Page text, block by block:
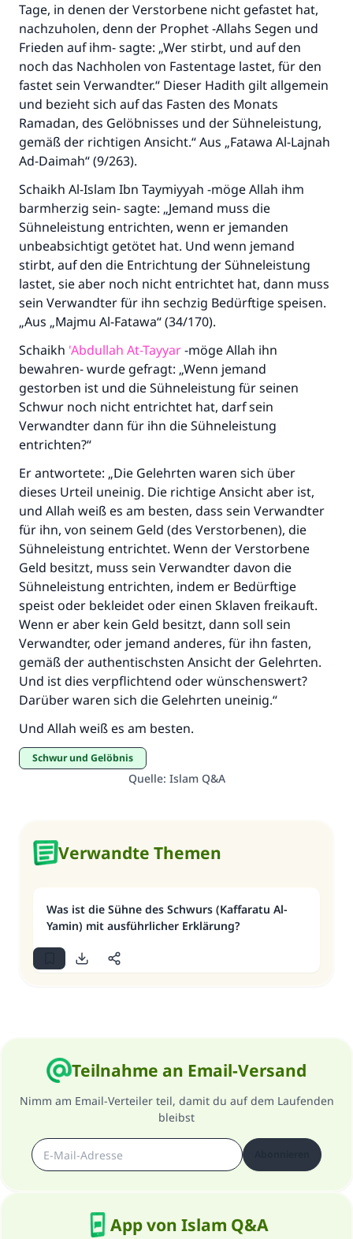
Tage, in denen der Verstorbene nicht gefastet hat,
nachzuholen, denn der Prophet -Allahs Segen und
Frieden auf ihm- sagte: „Wer stirbt, und auf den
noch das Nachholen von Fastentage lastet, für den
fastet sein Verwandter.“ Dieser Hadith gilt allgemein
und bezieht sich auf das Fasten des Monats
Ramadan, des Gelöbnisses und der Sühneleistung,
gemäß der richtigen Ansicht.“ Aus „Fatawa Al-Lajnah
Ad-Daimah“ (9/263).
Schaikh Al-Islam Ibn Taymiyyah -möge Allah ihm
barmherzig sein- sagte: „Jemand muss die
Sühneleistung entrichten, wenn er jemanden
unbeabsichtigt getötet hat. Und wenn jemand
stirbt, auf den die Entrichtung der Sühneleistung
lastet, sie aber noch nicht entrichtet hat, dann muss
sein Verwandter für ihn sechzig Bedürftige speisen.
„Aus „Majmu Al-Fatawa“ (34/170).
Schaikh 'Abdullah At-Tayyar-möge Allah ihn
bewahren- wurde gefragt: „Wenn jemand
gestorben ist und die Sühneleistung für seinen
Schwur noch nicht entrichtet hat, darf sein
Verwandter dann für ihn die Sühneleistung
entrichten?“
Er antwortete: „Die Gelehrten waren sich über
dieses Urteil uneinig. Die richtige Ansicht aber ist,
und Allah weiß es am besten, dass sein Verwandter
für ihn, von seinem Geld (des Verstorbenen), die
Sühneleistung entrichtet. Wenn der Verstorbene
Geld besitzt, muss sein Verwandter davon die
Sühneleistung entrichten, indem er Bedürftige
speist oder bekleidet oder einen Sklaven freikauft.
Wenn er aber kein Geld besitzt, dann soll sein
Verwandter, oder jemand anderes, für ihn fasten,
gemäß der authentischsten Ansicht der Gelehrten.
Und ist dies verpflichtend oder wünschenswert?
Darüber waren sich die Gelehrten uneinig.“
Und Allah weiß es am besten.
Schwur und Gelöbnis
Quelle: Islam Q&A
Verwandte Themen
Was ist die Sühne des Schwurs (Kaffaratu Al-
Yamin) mit ausführlicher Erklärung?
Teilnahme an Email-Versand
Nimm am Email-Verteiler teil, damit du auf dem Laufenden
bleibst
App von Islam Q&A
Die Antwort Nr. 110845 rettete eine
Ehe.
Unterstütze die Arbeit von Islam Q&A
Der Prophet -Allahs Segen und Frieden auf
ihm- sagte:
"Wer zum Guten aufruft, hat den Lohn
desjenigen, der sie durchführt."
(MUSLIM 1893)
Beitrag dazu